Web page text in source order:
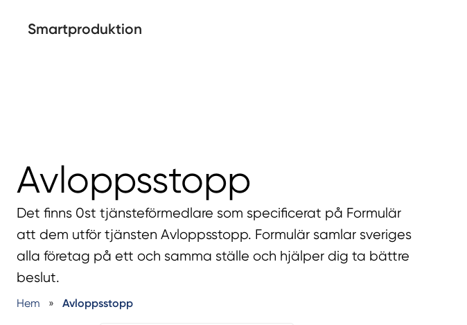
Smartproduktion
Avloppsstopp
Det finns 0st tjänsteförmedlare som specificerat på Formulär
att dem utför tjänsten Avloppsstopp. Formulär samlar sveriges
alla företag på ett och samma ställe och hjälper dig ta bättre
beslut.
Hem » Avloppsstopp